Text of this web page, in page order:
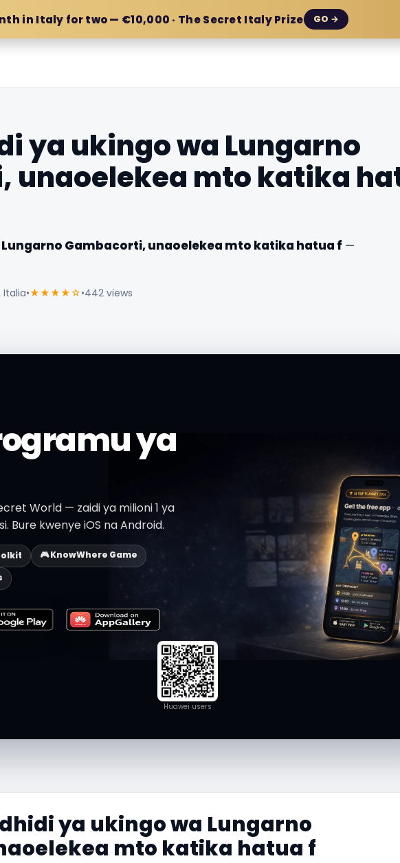
in Italy for two — €10,000 · The Secret Italy Prize GO →
ya ukingo wa Lungarno
unaoelekea mto katika
Gambacorti, unaoelekea mto katika hatua f —
Italia•★★★★☆•442 views
ya
World — zaidi ya milioni 1 ya
Bure kwenye iOS na Android.
🎮 KnowWhere Game
Huawei users
ya ukingo wa Lungarno
mto katika hatua f